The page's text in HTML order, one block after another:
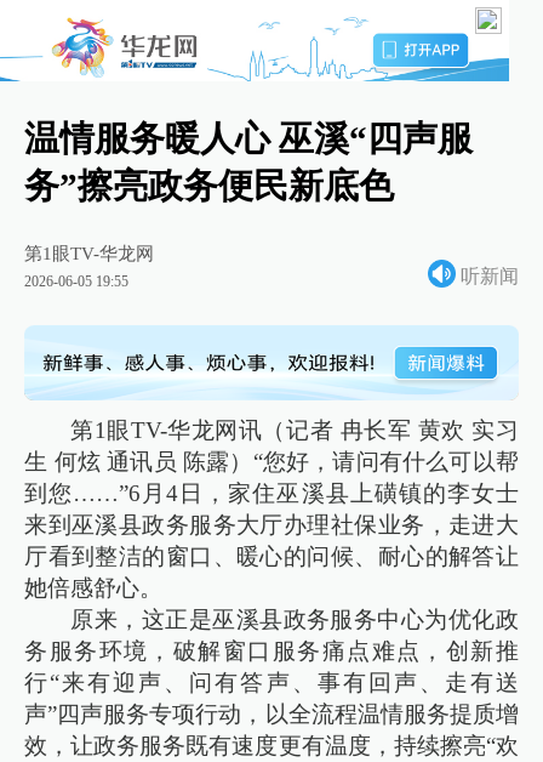
温情服务暖人心 巫溪“四声服
务”擦亮政务便民新底色
第1眼TV-华龙网
2026-06-05 19:55 听新闻
第1眼TV-华龙网讯（记者 冉长军 黄欢 实习
生 何炫 通讯员 陈露）“您好，请问有什么可以帮
到您……”6月4日，家住巫溪县上磺镇的李女士
来到巫溪县政务服务大厅办理社保业务，走进大
厅看到整洁的窗口、暖心的问候、耐心的解答让
她倍感舒心。
原来，这正是巫溪县政务服务中心为优化政
务服务环境，破解窗口服务痛点难点，创新推
行“来有迎声、问有答声、事有回声、走有送
声”四声服务专项行动，以全流程温情服务提质增
效，让政务服务既有速度更有温度，持续擦亮“欢